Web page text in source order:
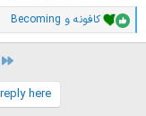
ا
م
کافونه و Becoming
here.